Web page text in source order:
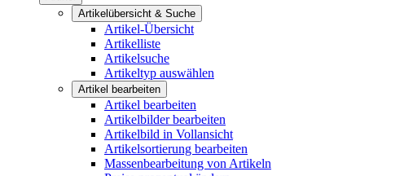
Artikelübersicht & Suche
Artikel-Übersicht
Artikelliste
Artikelsuche
Artikeltyp auswählen
Artikel bearbeiten
Artikel bearbeiten
Artikelbilder bearbeiten
Artikelbild in Vollansicht
Artikelsortierung bearbeiten
Massenbearbeitung von Artikeln